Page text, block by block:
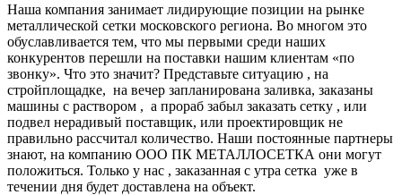
Наша компания занимает лидирующие позиции на рынке
металлической сетки московского региона. Во многом это
обуславливается тем, что мы первыми среди наших
конкурентов перешли на поставки нашим клиентам «по
звонку». Что это значит? Представьте ситуацию , на
стройплощадке, на вечер запланирована заливка, заказаны
машины с раствором , а прораб забыл заказать сетку , или
подвел нерадивый поставщик, или проектировщик не
правильно рассчитал количество. Наши постоянные партнеры
знают, на компанию ООО ПК МЕТАЛЛОСЕТКА они могут
положиться. Только у нас , заказанная с утра сетка уже в
течении дня будет доставлена на объект.